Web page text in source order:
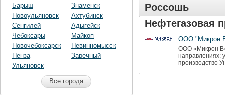
Барыш
Новоульяновск
Сенгилей
Чебоксары
Новочебоксарск
Пенза
Ульяновск
Знаменск
Ахтубинск
Адыгейск
Майкоп
Невинномысск
Заречный
Все города
Россошь
Нефтегазовая
ООО "Микрон
ООО «Микрон
направлениях:
производство